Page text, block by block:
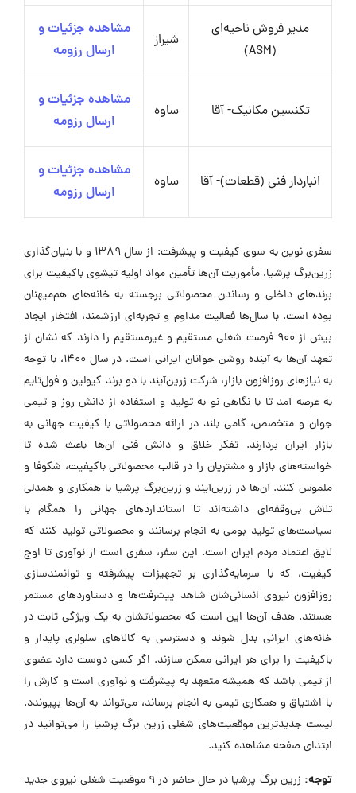
مدیر فروش ناحیه‌ای
(ASM)
شیراز
مشاهده جزئیات و
ارسال رزومه
تکنسین مکانیک- آقا ساوه
مشاهده جزئیات و
ارسال رزومه
انباردار فنی (قطعات)- آقا ساوه
مشاهده جزئیات و
ارسال رزومه
سفری نوین به سوی کیفیت و پیشرفت: از سال ۱۳۸۹ و با بنیان‌گذاری
زرین‌برگ پرشیا، مأموریت آن‌ها تأمین مواد اولیه تیشوی باکیفیت برای
برندهای داخلی و رساندن محصولاتی برجسته به خانه‌های هم‌میهنان
بوده است. با سال‌ها فعالیت مداوم و تجربه‌ای ارزشمند، افتخار ایجاد
بیش از ۹۰۰ فرصت شغلی مستقیم و غیرمستقیم را دارند که نشان از
تعهد آن‌ها به آینده روشن جوانان ایرانی است. در سال ۱۴۰۰، با توجه
به نیازهای روزافزون بازار، شرکت زرین‌آیند با دو برند کیولین و فول‌تایم
به عرصه آمد تا با نگاهی نو به تولید و استفاده از دانش روز و تیمی
جوان و متخصص، گامی بلند در ارائه محصولاتی با کیفیت جهانی به
بازار ایران بردارند. تفکر خلاق و دانش فنی آن‌ها باعث شده تا
خواسته‌های بازار و مشتریان را در قالب محصولاتی باکیفیت، شکوفا و
ملموس کنند. آن‌ها در زرین‌آیند و زرین‌برگ پرشیا با همکاری و همدلی
تلاش بی‌وقفه‌ای داشته‌اند تا استانداردهای جهانی را همگام با
سیاست‌های تولید بومی به انجام برسانند و محصولاتی تولید کنند که
لایق اعتماد مردم ایران است. این سفر، سفری است از نوآوری تا اوج
کیفیت، که با سرمایه‌گذاری بر تجهیزات پیشرفته و توانمندسازی
روزافزون نیروی انسانی‌شان شاهد پیشرفت‌ها و دستاوردهای مستمر
هستند. هدف آن‌ها این است که محصولاتشان به یک ویژگی ثابت در
خانه‌های ایرانی بدل شوند و دسترسی به کالاهای سلولزی پایدار و
باکیفیت را برای هر ایرانی ممکن سازند. اگر کسی دوست دارد عضوی
از تیمی باشد که همیشه متعهد به پیشرفت و نوآوری است و کارش را
با اشتیاق و همکاری تیمی به انجام برساند، می‌تواند به آن‌ها بپیوندد.
لیست جدیدترین موقعیت‌های شغلی زرین برگ پرشیا را می‌توانید در
ابتدای صفحه مشاهده کنید.
توجه:
زرین برگ پرشیا در حال حاضر در ۹ موقعیت شغلی نیروی جدید